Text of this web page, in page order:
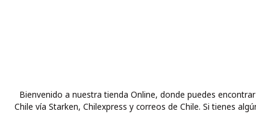
Bienvenido a nuestra tienda Online, donde puedes
Chile vía Starken, Chilexpress y correos de Chile. Si tienes